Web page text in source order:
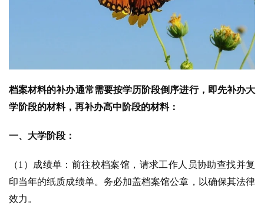
档案材料的补办通常需要按学历阶段倒序进行，即先补办大
学阶段的材料，再补办高中阶段的材料：
一、大学阶段：
（1）成绩单：前往校档案馆，请求工作人员协助查找并复
印当年的纸质成绩单。务必加盖档案馆公章，以确保其法律
效力。